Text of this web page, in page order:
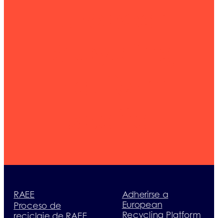
RAEE
Proceso de
reciclaje de RAEE
Adherirse a
European
Recycling Platform